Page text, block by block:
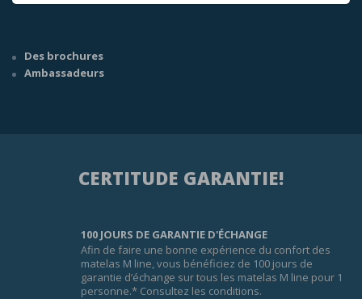
Des brochures
Ambassadeurs
CERTITUDE GARANTIE!
100 JOURS DE GARANTIE D'ÉCHANGE
Afin de faire une bonne expérience du confort des
matelas M line, vous bénéficiez de 100 jours de
garantie d’échange sur tous les matelas M line pour 1
personne.* Consultez les conditions.